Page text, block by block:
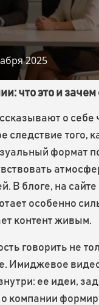
2025
что это и
о себе
следствие того,
формат
В блоге, на сайте
особенно
контент живым.
говорить не
Имиджевое
ее идеи,
о компании